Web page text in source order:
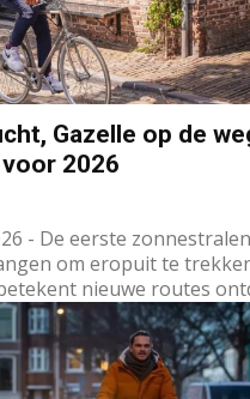
Gazelle op de
2026
- De eerste
om eropuit te
nieuwe routes